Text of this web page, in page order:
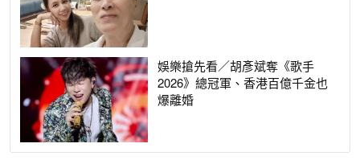
娛樂搶先看／胡彥斌奪《歌手
2026》總冠軍、香港百億千金也
爆離婚